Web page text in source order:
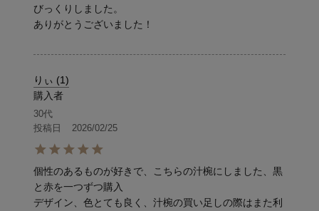
びっくりしました。
ありがとうございました！
りぃ
1
購入者
30代
投稿日
2026/02/25
個性のあるものが好きで、こちらの汁椀にしました、黒
と赤を一つずつ購入
デザイン、色とても良く、汁椀の買い足しの際はまた利